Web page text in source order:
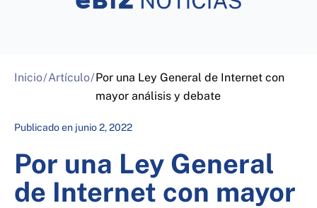
Inicio/Artículo/Por una Ley General de Internet con
mayor análisis y debate
Publicado en junio 2, 2022
Por una Ley General
de Internet con mayor